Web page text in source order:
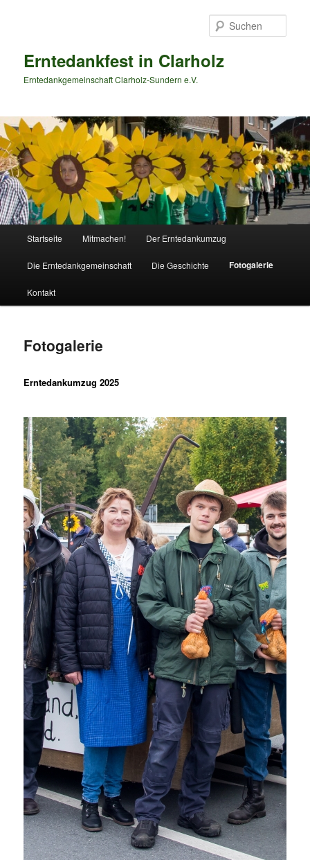
Erntedankfest in Clarholz
Erntedankgemeinschaft Clarholz-Sundern e.V.
Startseite Mitmachen! Der Erntedankumzug
Die Erntedankgemeinschaft Die Geschichte Fotogalerie
Kontakt
Fotogalerie
Erntedankumzug 2025